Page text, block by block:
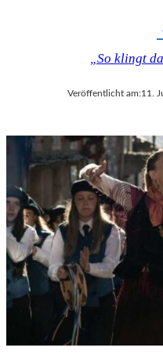
„So klingt
Veröffentlicht am:11.